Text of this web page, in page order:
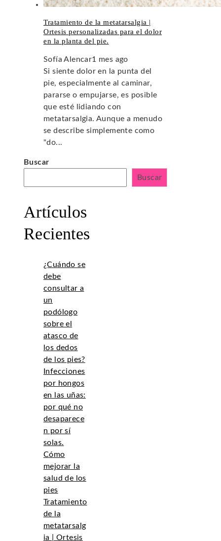
Tratamiento de la metatarsalgia |
Ortesis personalizadas para el dolor
en la planta del pie.
Sofía Alencar1 mes ago
Si siente dolor en la punta del
pie, especialmente al caminar,
pararse o empujarse, es posible
que esté lidiando con
metatarsalgia. Aunque a menudo
se describe simplemente como
"do...
Buscar
Buscar
Artículos
Recientes
¿Cuándo se
debe
consultar a
un
podólogo
sobre el
atasco de
los dedos
de los pies?
Infecciones
por hongos
en las uñas:
por qué no
desaparece
n por sí
solas.
Cómo
mejorar la
salud de los
pies
Tratamiento
de la
metatarsalg
ia | Ortesis